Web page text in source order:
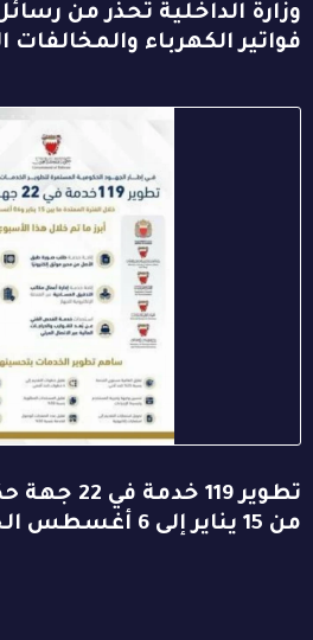
وزارة الداخلية تحذر من
فواتير الكهرباء والمخالفات
تطوير 119
من 15 يناير إلى 6 أغسطس الجاري